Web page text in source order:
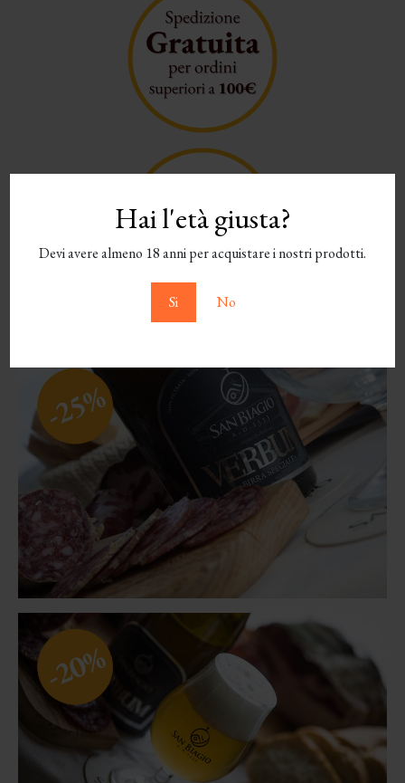
Hai l'età giusta?
Devi avere almeno 18 anni per acquistare i nostri prodotti.
Si No